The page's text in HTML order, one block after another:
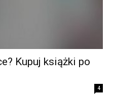
Kupuj książki po
4